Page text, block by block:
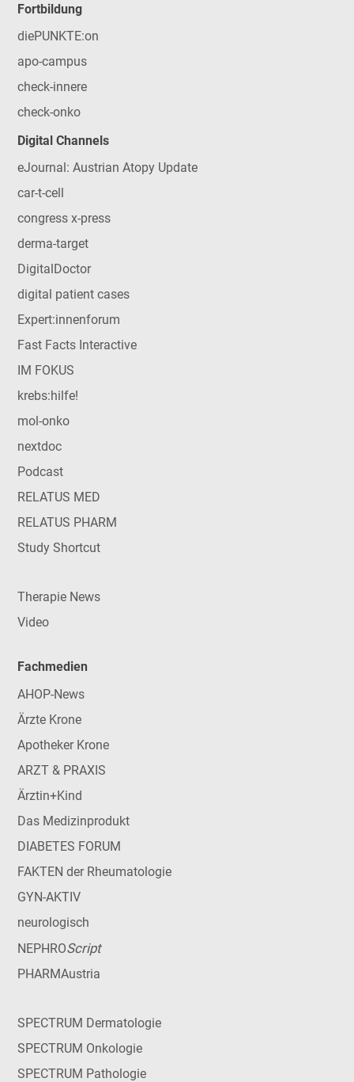
Fortbildung
diePUNKTE:on
apo-campus
check-innere
check-onko
Digital Channels
eJournal: Austrian Atopy Update
car-t-cell
congress x-press
derma-target
DigitalDoctor
digital patient cases
Expert:innenforum
Fast Facts Interactive
IM FOKUS
krebs:hilfe!
mol-onko
nextdoc
Podcast
RELATUS MED
RELATUS PHARM
Study Shortcut
Therapie News
Video
Fachmedien
AHOP-News
Ärzte Krone
Apotheker Krone
ARZT & PRAXIS
Ärztin+Kind
Das Medizinprodukt
DIABETES FORUM
FAKTEN der Rheumatologie
GYN-AKTIV
neurologisch
NEPHROScript
PHARMAustria
SPECTRUM Dermatologie
SPECTRUM Onkologie
SPECTRUM Pathologie